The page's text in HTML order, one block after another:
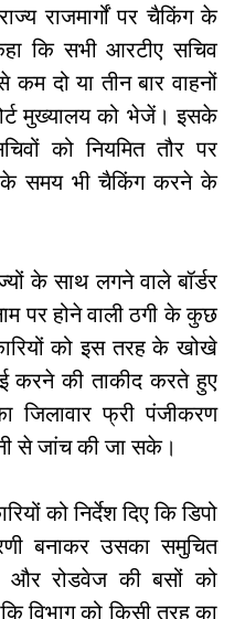
राजमार्गों पर चैकिंग के
कि सभी आरटीए सचिव
दो या तीन बार वाहनों
मुख्यालय को भेजें। इसके
को नियमित तौर पर
के समय भी चैकिंग करने के
के साथ लगने वाले बॉर्डर
पर होने वाली ठगी के कुछ
को इस तरह के खोखे
करने की ताकीद करते हुए
फ्री पंजीकरण
से जांच की जा सके।
को निर्देश दिए कि डिपो
बनाकर उसका समुचित
और रोडवेज की बसों को
विभाग को किसी तरह का